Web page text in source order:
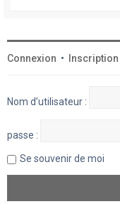
Connexion • Inscription
Nom d’utilisateur :
passe :
Se souvenir de moi